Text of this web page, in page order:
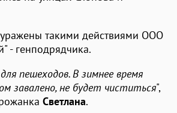
такими действиями ООО
- генподрядчика.
пешеходов. В зимнее время
завалено, не будет чиститься",
Светлана.